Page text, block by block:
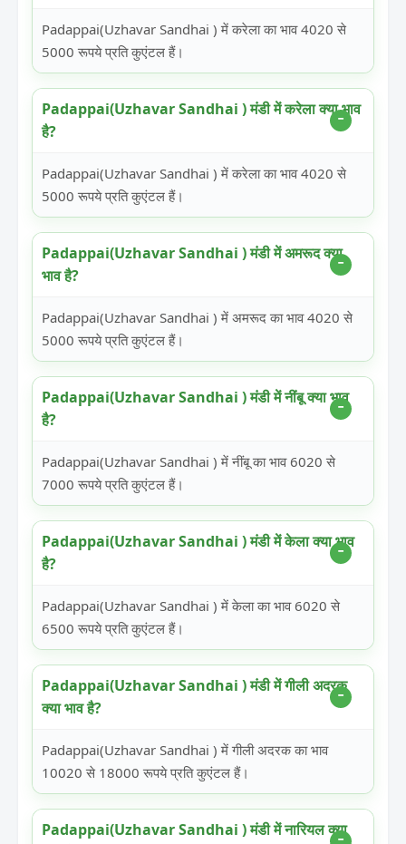
Padappai(Uzhavar Sandhai ) में करेला का भाव 4020 से
5000 रूपये प्रति कुएंटल हैं।
Padappai(Uzhavar Sandhai ) मंडी में करेला क्या भाव
है?
Padappai(Uzhavar Sandhai ) में करेला का भाव 4020 से
5000 रूपये प्रति कुएंटल हैं।
Padappai(Uzhavar Sandhai ) मंडी में अमरूद क्या
भाव है?
Padappai(Uzhavar Sandhai ) में अमरूद का भाव 4020 से
5000 रूपये प्रति कुएंटल हैं।
Padappai(Uzhavar Sandhai ) मंडी में नींबू क्या भाव
है?
Padappai(Uzhavar Sandhai ) में नींबू का भाव 6020 से
7000 रूपये प्रति कुएंटल हैं।
Padappai(Uzhavar Sandhai ) मंडी में केला क्या भाव
है?
Padappai(Uzhavar Sandhai ) में केला का भाव 6020 से
6500 रूपये प्रति कुएंटल हैं।
Padappai(Uzhavar Sandhai ) मंडी में गीली अदरक
क्या भाव है?
Padappai(Uzhavar Sandhai ) में गीली अदरक का भाव
10020 से 18000 रूपये प्रति कुएंटल हैं।
Padappai(Uzhavar Sandhai ) मंडी में नारियल क्या